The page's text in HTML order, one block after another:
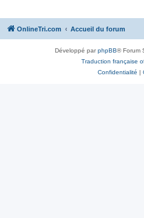
OnlineTri.com Accueil du forum
Développé parphpBB® Forum
Traduction française
Confidentialité |